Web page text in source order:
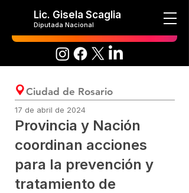
Lic. Gisela Scaglia
Diputada Nacional
Ciudad de Rosario
17 de abril de 2024
Provincia y Nación
coordinan acciones
para la prevención y
tratamiento de